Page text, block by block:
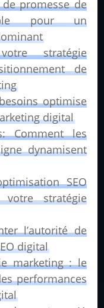
promesse de
pour un
stratégie
de
optimise
digital
Comment les
dynamisent
SEO
votre stratégie
l’autorité de
digital
marketing : le
performances